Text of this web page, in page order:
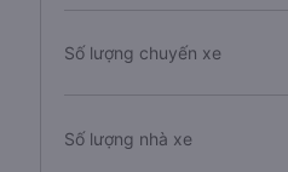
Số lượng chuyến xe
Số lượng nhà xe